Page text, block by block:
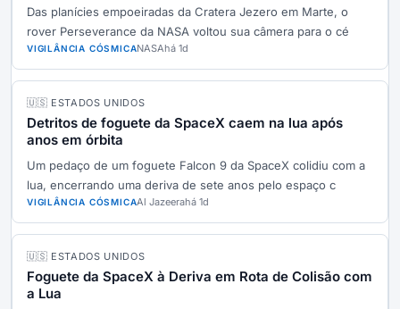
Das planícies empoeiradas da Cratera Jezero em Marte, o
rover Perseverance da NASA voltou sua câmera para o cé
VIGILÂNCIA CÓSMICANASAhá 1d
🇺🇸 ESTADOS UNIDOS
Detritos de foguete da SpaceX caem na lua após
anos em órbita
Um pedaço de um foguete Falcon 9 da SpaceX colidiu com a
lua, encerrando uma deriva de sete anos pelo espaço c
VIGILÂNCIA CÓSMICAAl Jazeerahá 1d
🇺🇸 ESTADOS UNIDOS
Foguete da SpaceX à Deriva em Rota de Colisão com
a Lua